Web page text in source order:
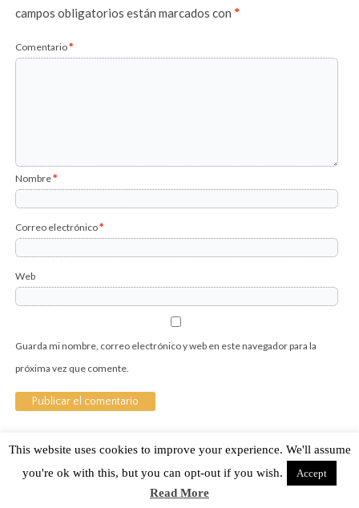
campos obligatorios están marcados con*
Comentario*
Nombre*
Correo electrónico*
Web
Guarda mi nombre, correo electrónico y web en este navegador para la
próxima vez que comente.
Sobre Cuánto Hipster | Aviso legal |Contacto
Cuánto Hipster © 2015. Todos los derechos reservados
This website uses cookies to improve your experience. We'll assume
you're ok with this, but you can opt-out if you wish.
Accept
Read More